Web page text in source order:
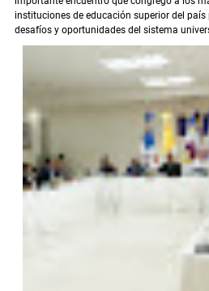
instituciones de educación superior del
desafíos y oportunidades del sistema